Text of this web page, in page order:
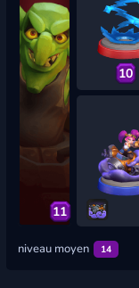
11
10
niveau moyen 14